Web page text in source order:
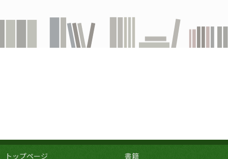
トップページ
書籍